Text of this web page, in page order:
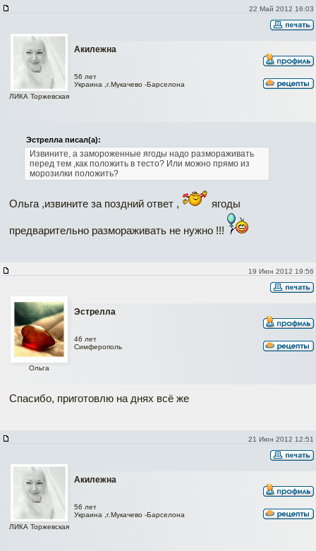
22 Май 2012 16:03
Акилежна
ЛИКА Торжевская
56 лет
Украина ,г.Мукачево -Барселона
Эстрелла писал(а):
Извините, а замороженные ягоды надо размораживать
перед тем ,как положить в тесто? Или можно прямо из
морозилки положить?
Ольга ,извините за поздний ответ , ягоды
предварительно размораживать не нужно !!!
19 Июн 2012 19:56
Эстрелла
Ольга
46 лет
Симферополь
Спасибо, приготовлю на днях всё же
21 Июн 2012 12:51
Акилежна
ЛИКА Торжевская
56 лет
Украина ,г.Мукачево -Барселона